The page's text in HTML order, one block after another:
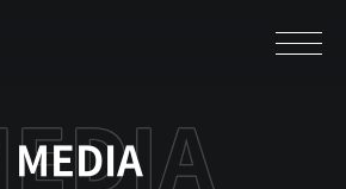
MEDIA